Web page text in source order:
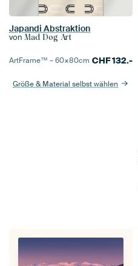
Japandi Abstraktion
von Mad Dog Art
ArtFrame™ –60×80cm CHF132.-
Größe & Material selbst wählen